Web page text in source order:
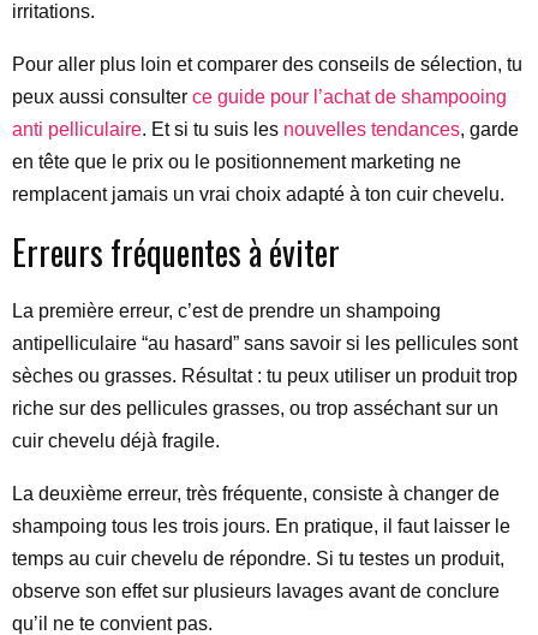
irritations.
Pour aller plus loin et comparer des conseils de sélection, tu
peux aussi consulter ce guide pour l’achat de shampooing
anti pelliculaire. Et si tu suis les nouvelles tendances, garde
en tête que le prix ou le positionnement marketing ne
remplacent jamais un vrai choix adapté à ton cuir chevelu.
Erreurs fréquentes à éviter
La première erreur, c’est de prendre un shampoing
antipelliculaire “au hasard” sans savoir si les pellicules sont
sèches ou grasses. Résultat : tu peux utiliser un produit trop
riche sur des pellicules grasses, ou trop asséchant sur un
cuir chevelu déjà fragile.
La deuxième erreur, très fréquente, consiste à changer de
shampoing tous les trois jours. En pratique, il faut laisser le
temps au cuir chevelu de répondre. Si tu testes un produit,
observe son effet sur plusieurs lavages avant de conclure
qu’il ne te convient pas.